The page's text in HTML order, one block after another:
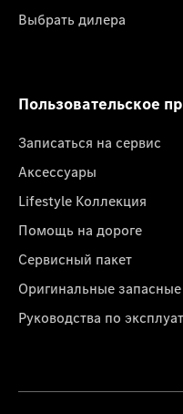
Выбрать дилера
Пользовательское
Записаться на сервис
Аксессуары
Lifestyle Коллекция
Помощь на дороге
Сервисный пакет
Оригинальные запасные
Руководства по